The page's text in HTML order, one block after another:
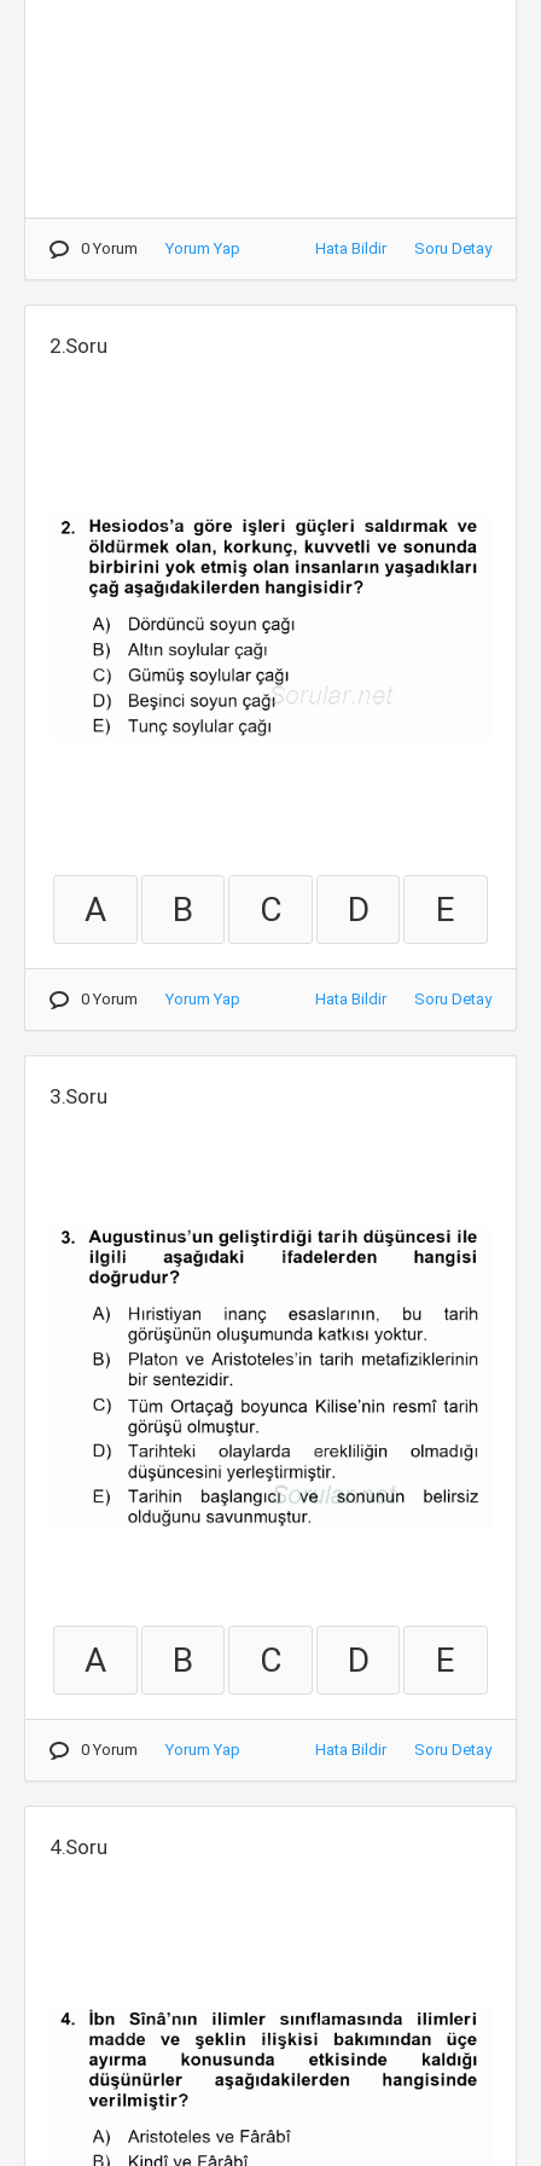
0 Yorum Yorum Yap Hata Bildir Soru Detay
2.Soru
A B C D E
0 Yorum Yorum Yap Hata Bildir Soru Detay
3.Soru
A B C D E
0 Yorum Yorum Yap Hata Bildir Soru Detay
4.Soru